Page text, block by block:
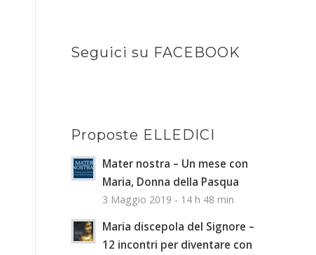
Seguici su FACEBOOK
Proposte ELLEDICI
Mater nostra – Un mese con
Maria, Donna della Pasqua
3 Maggio 2019 - 14 h 48 min
Maria discepola del Signore –
12 incontri per diventare con